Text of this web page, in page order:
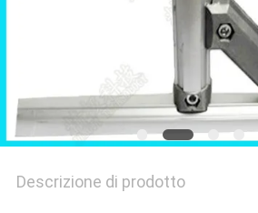
Descrizione di prodotto